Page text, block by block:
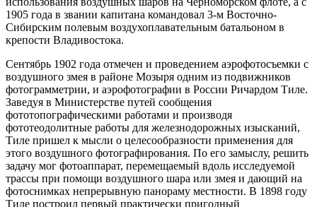
1905 года в звании капитана командовал 3-м Восточно-
Сибирским полевым воздухоплавательным батальоном в
крепости Владивостока.
Сентябрь 1902 года отмечен и проведением аэрофотосъемки с
воздушного змея в районе Мозыря одним из подвижников
фотограмметрии, и аэрофотографии в России Ричардом Тиле.
Заведуя в Министерстве путей сообщения
фототопографическими работами и производя
фототеодолитные работы для железнодорожных изысканий,
Тиле пришел к мысли о целесообразности применения для
этого воздушного фотографирования. По его замыслу, решить
задачу мог фотоаппарат, перемещаемый вдоль исследуемой
трассы при помощи воздушного шара или змея и дающий на
фотоснимках непрерывную панораму местности. В 1898 году
Тиле построил первый практически пригодный